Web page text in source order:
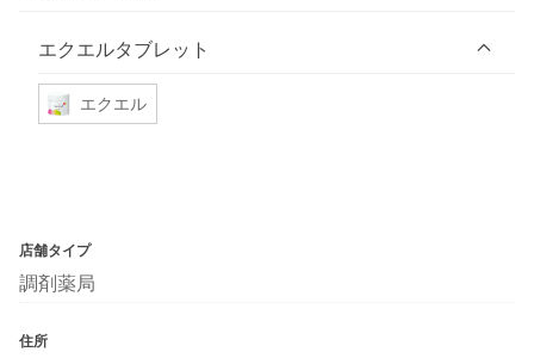
エクエルタブレット
エクエル
店舗タイプ
調剤薬局
住所